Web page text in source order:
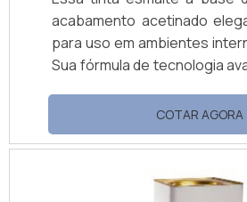
acabamento acetinado
para uso em ambientes
Sua fórmula de tecnologia
seguintes após 2 h e cura
sem cheiro persistente e
com o tempo. Ela apresenta excelente
cobertura e aderência a
COTAR AGORA